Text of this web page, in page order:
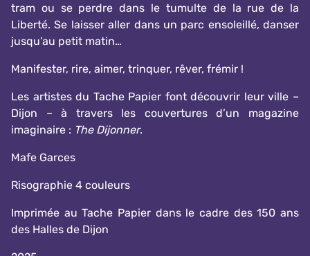
tram ou se perdre dans le tumulte de la rue de la
Liberté. Se laisser aller dans un parc ensoleillé, danser
jusqu’au petit matin…
Manifester, rire, aimer, trinquer, rêver, frémir !
Les artistes du Tache Papier font découvrir leur ville –
Dijon – à travers les couvertures d’un magazine
imaginaire : The Dijonner.
Mafe Garces
Risographie 4 couleurs
Imprimée au Tache Papier dans le cadre des 150 ans
des Halles de Dijon